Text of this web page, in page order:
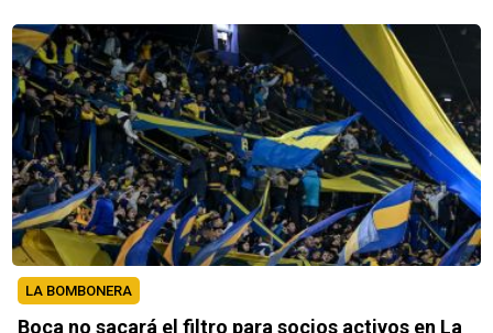
LA BOMBONERA
Boca no sacará el filtro para socios activos en La